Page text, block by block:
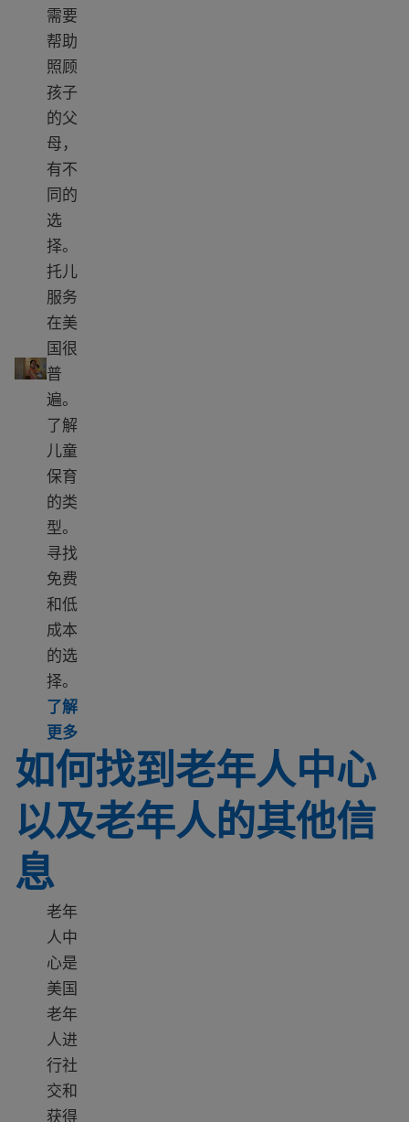
育儿选项
需要
帮助
照顾
孩子
的父
母，
有不
同的
选
择。
托儿
服务
在美
国很
普
遍。
了解
儿童
保育
的类
型。
寻找
免费
和低
成本
的选
择。
了解
更多Learn more about Childcare options
如何找到老年人中心
以及老年人的其他信
息
老年
人中
心是
美国
老年
人进
行社
交和
获得